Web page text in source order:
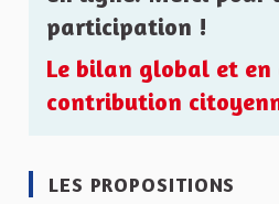
participation !
Le bilan global et
contribution
LES PROPOSITIONS